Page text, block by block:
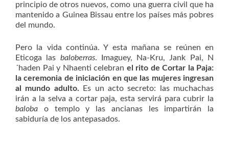
principio de otros nuevos, como una guerra civil que ha
mantenido a Guinea Bissau entre los países más pobres
del mundo.
Pero la vida continúa. Y esta mañana se reúnen en
Eticoga las baloberras. Imaguey, Na-Kru, Jank Pai, N
´haden Pai y Nhaenti celebran el rito de Cortar la Paja:
la ceremonia de iniciación en que las mujeres ingresan
al mundo adulto. Es un acto secreto: las muchachas
irán a la selva a cortar paja, esta servirá para cubrir la
baloba o templo y las ancianas les impartirán la
sabiduría de los antepasados.